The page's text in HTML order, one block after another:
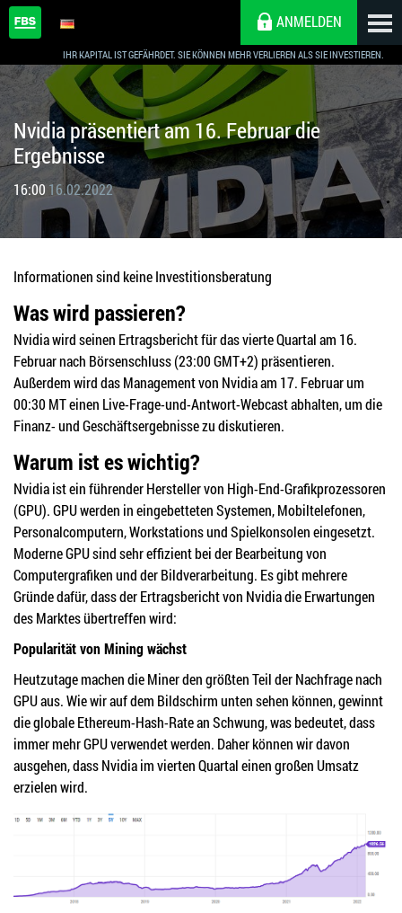
IHR KAPITAL IST GEFÄHRDET. SIE KÖNNEN MEHR VERLIEREN ALS SIE INVESTIEREN.
ANMELDEN
Nvidia präsentiert am 16. Februar die
Ergebnisse
16:00 16.02.2022
Informationen sind keine Investitionsberatung
Was wird passieren?
Nvidia wird seinen Ertragsbericht für das vierte Quartal am 16.
Februar nach Börsenschluss (23:00 GMT+2) präsentieren.
Außerdem wird das Management von Nvidia am 17. Februar um
00:30 MT einen Live-Frage-und-Antwort-Webcast abhalten, um die
Finanz- und Geschäftsergebnisse zu diskutieren.
Warum ist es wichtig?
Nvidia ist ein führender Hersteller von High-End-Grafikprozessoren
(GPU). GPU werden in eingebetteten Systemen, Mobiltelefonen,
Personalcomputern, Workstations und Spielkonsolen eingesetzt.
Moderne GPU sind sehr effizient bei der Bearbeitung von
Computergrafiken und der Bildverarbeitung. Es gibt mehrere
Gründe dafür, dass der Ertragsbericht von Nvidia die Erwartungen
des Marktes übertreffen wird:
Popularität von Mining wächst
Heutzutage machen die Miner den größten Teil der Nachfrage nach
GPU aus. Wie wir auf dem Bildschirm unten sehen können, gewinnt
die globale Ethereum-Hash-Rate an Schwung, was bedeutet, dass
immer mehr GPU verwendet werden. Daher können wir davon
ausgehen, dass Nvidia im vierten Quartal einen großen Umsatz
erzielen wird.